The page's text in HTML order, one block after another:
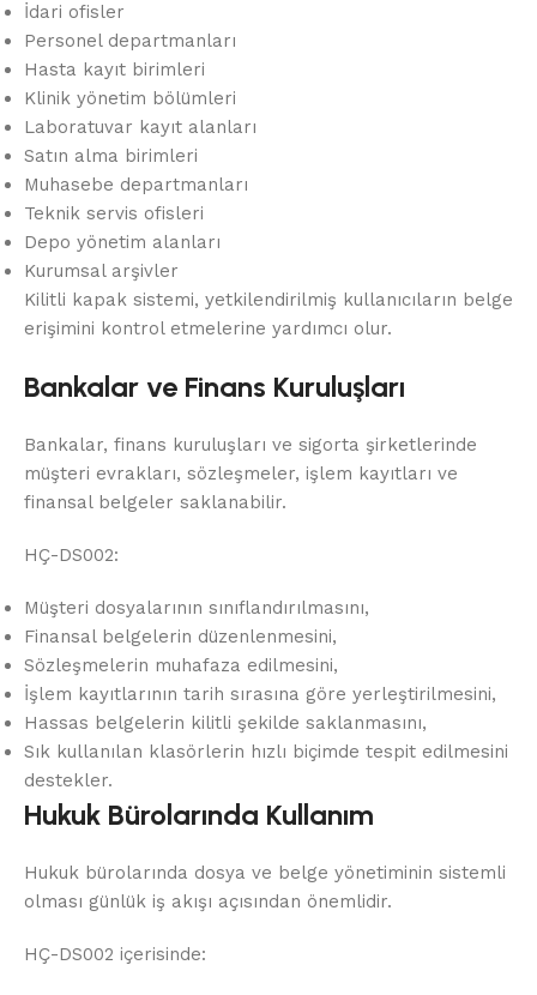
İdari ofisler
Personel departmanları
Hasta kayıt birimleri
Klinik yönetim bölümleri
Laboratuvar kayıt alanları
Satın alma birimleri
Muhasebe departmanları
Teknik servis ofisleri
Depo yönetim alanları
Kurumsal arşivler
Kilitli kapak sistemi, yetkilendirilmiş kullanıcıların belge
erişimini kontrol etmelerine yardımcı olur.
Bankalar ve Finans Kuruluşları
Bankalar, finans kuruluşları ve sigorta şirketlerinde
müşteri evrakları, sözleşmeler, işlem kayıtları ve
finansal belgeler saklanabilir.
HÇ-DS002:
Müşteri dosyalarının sınıflandırılmasını,
Finansal belgelerin düzenlenmesini,
Sözleşmelerin muhafaza edilmesini,
İşlem kayıtlarının tarih sırasına göre yerleştirilmesini,
Hassas belgelerin kilitli şekilde saklanmasını,
Sık kullanılan klasörlerin hızlı biçimde tespit edilmesini
destekler.
Hukuk Bürolarında Kullanım
Hukuk bürolarında dosya ve belge yönetiminin sistemli
olması günlük iş akışı açısından önemlidir.
HÇ-DS002 içerisinde: